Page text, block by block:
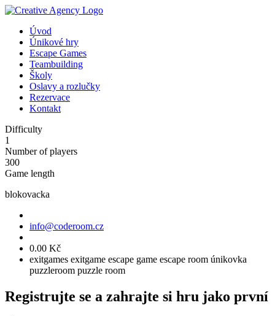
Úvod
Únikové hry
Escape Games
Teambuilding
Školy
Oslavy a rozlučky
Rezervace
Kontakt
Difficulty
1
Number of players
300
Game length
blokovacka
info@coderoom.cz
0.00 Kč
exitgames exitgame escape game escape room únikovka
puzzleroom puzzle room
Registrujte se a zahrajte si hru jako první